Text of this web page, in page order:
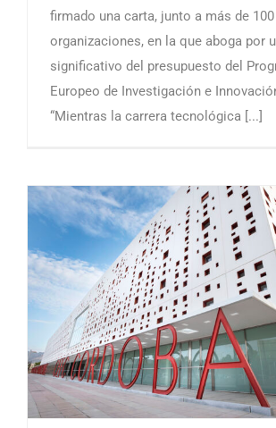
firmado una carta, junto a más de 100
organizaciones, en la que aboga por
significativo del presupuesto del
Europeo de Investigación e
“Mientras la carrera tecnológica [...]